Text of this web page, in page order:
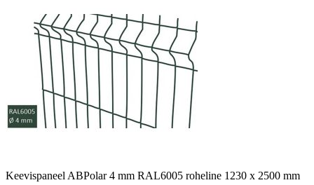
Keevispaneel ABPolar 4 mm RAL6005 roheline 1230 x 2500 mm